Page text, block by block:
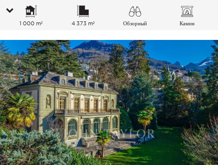
1 000 m² 4 373 m²
Обзорный
Камин